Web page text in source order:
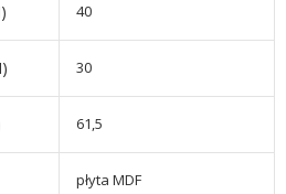
40
30
61,5
płyta MDF